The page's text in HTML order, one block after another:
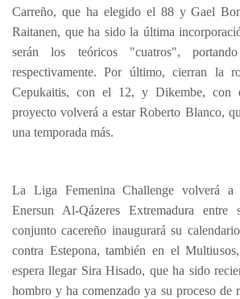
Carreño, que ha elegido el 88 y Gael
Raitanen, que ha sido la última
serán los teóricos "cuatros",
respectivamente. Por último, cierran la
Cepukaitis, con el 12, y Dikembe,
proyecto volverá a estar Roberto Blanco,
una temporada más.
La Liga Femenina Challenge volverá
Enersun Al-Qázeres Extremadura entre
conjunto cacereño inaugurará su
contra Estepona, también en el
espera llegar Sira Hisado, que ha sido
hombro y ha comenzado ya su proceso de